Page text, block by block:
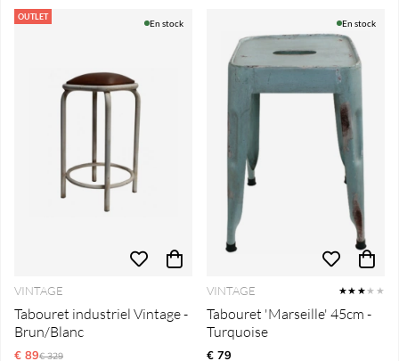
OUTLET
En stock
VINTAGE
Tabouret industriel Vintage -
Brun/Blanc
€ 89Prix régulier:
€ 329
En stock
VINTAGE ★★★★★
Tabouret 'Marseille' 45cm -
Turquoise
€ 79